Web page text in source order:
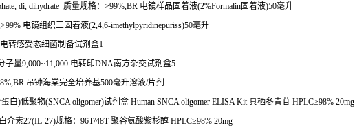
di, dihydrate 质量规格： >99%,BR 电镜样品固着液(2%Formalin固着液)50毫升
电镜组织三固着液(2,4,6-imethylpyridinepuriss)50毫升
电转感受态细菌制备试剂盒1
子量9,000~11,000 电转印DNA南方杂交试剂盒5
吊钟海棠完全培养基500毫升溶液/片剂
白)低聚物(SNCA oligomer)试剂盒 Human SNCA oligomer ELISA Kit 具栖冬青苷 HPLC≥98% 20mg
介素27(IL-27)规格： 96T/48T聚谷氨酸紫杉醇 HPLC≥98% 20mg